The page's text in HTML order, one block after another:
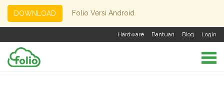
DOWNLOAD Folio Versi Android
Login
Blog
Bantuan
Hardware